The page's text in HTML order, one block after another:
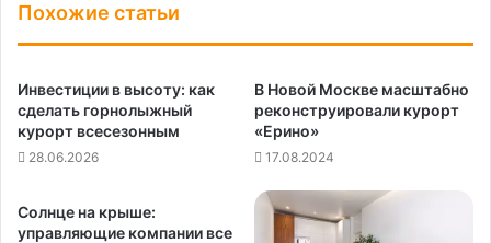
Похожие статьи
Инвестиции в высоту: как
сделать горнолыжный
курорт всесезонным
28.06.2026
В Новой Москве масштабно
реконструировали курорт
«Ерино»
17.08.2024
Солнце на крыше:
управляющие компании все